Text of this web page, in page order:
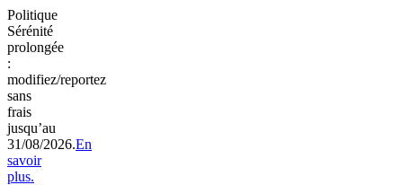
Politique
Sérénité
prolongée
:
modifiez/reportez
sans
frais
jusqu’au
31/08/2026.En
savoir
plus.